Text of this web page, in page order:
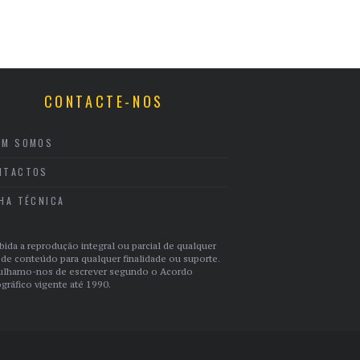
CONTACTE-NOS
SOMOS
TÉCNICA
a reprodução integral ou parcial de qualquer
conteúdo para qualquer finalidade ou suporte.
nos de escrever segundo o Acordo
vigente até 1990.